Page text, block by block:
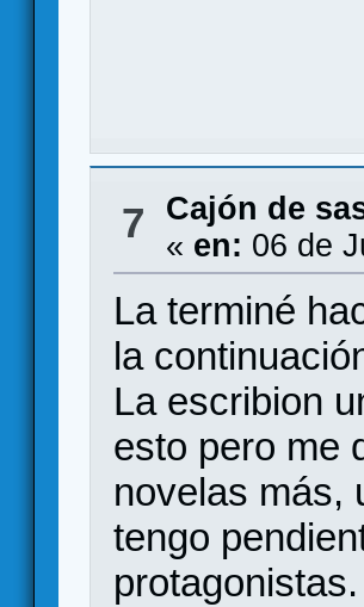
7 Cajón de
« en: 06 de
La terminé
la
La escribion
esto pero me
novelas más,
tengo
protagonistas.